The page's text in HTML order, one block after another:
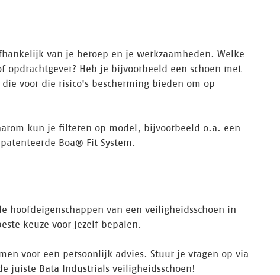
van je beroep en je werkzaamheden. Welke
Heb je bijvoorbeeld een schoen met
voor die risico's bescherming bieden om op
kun je filteren op model, bijvoorbeeld o.a. een
Boa® Fit System.
hoofdeigenschappen van een veiligheidsschoen in
keuze voor jezelf bepalen.
voor een persoonlijk advies. Stuur je vragen op via
juiste Bata Industrials veiligheidsschoen!